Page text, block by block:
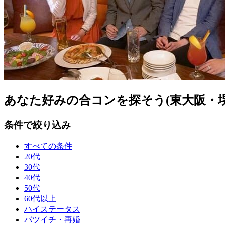
あなた好みの合コンを探そう(東大阪・
条件で絞り込み
すべての条件
20代
30代
40代
50代
60代以上
ハイステータス
バツイチ・再婚